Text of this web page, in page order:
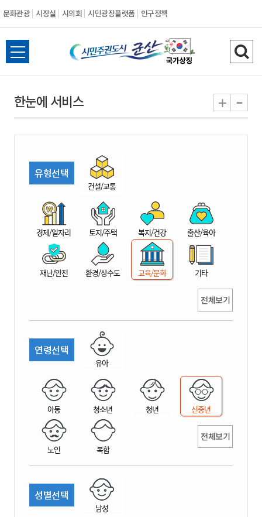
문화관광 시장실 시의회 시민광장플랫폼 인구정책
시
민
권
시
산
전
체
뉴
열
검
색
기
한눈에 서비스 + -
유형선택
건설/교통
경제/일자리 토지/주택 복지/건강 출산/육아
재난/안전 환경/상수도 교육/문화 기타
전체보기
연령선택
유아
아동 청소년 청년 신중년
노인 복합
전체보기
성별선택
남성